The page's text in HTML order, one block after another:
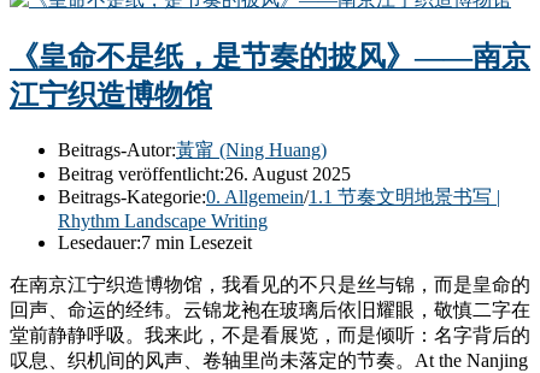
《皇命不是纸，是节奏的披风》——南京
江宁织造博物馆
Beitrags-Autor:黃甯 (Ning Huang)
Beitrag veröffentlicht:26. August 2025
Beitrags-Kategorie:0. Allgemein/1.1 节奏文明地景书写 |
Rhythm Landscape Writing
Lesedauer:7 min Lesezeit
在南京江宁织造博物馆，我看见的不只是丝与锦，而是皇命的
回声、命运的经纬。云锦龙袍在玻璃后依旧耀眼，敬慎二字在
堂前静静呼吸。我来此，不是看展览，而是倾听：名字背后的
叹息、织机间的风声、卷轴里尚未落定的节奏。At the Nanjing